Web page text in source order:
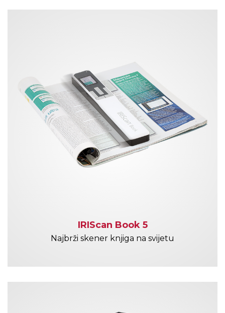
IRIScan Book 5
Najbrži skener knjiga na svijetu